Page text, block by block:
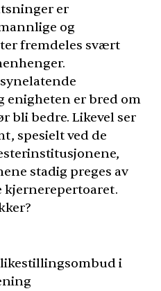
er
og
fremdeles svært
enigheten er bred om
bli bedre. Likevel ser
spesielt ved de
stadig preges av
i